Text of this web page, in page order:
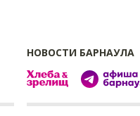
НОВОСТИ БАРНАУЛА